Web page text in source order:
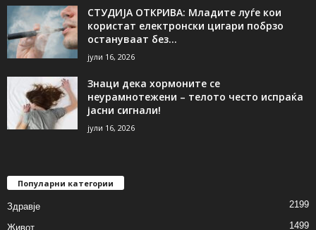
СТУДИЈА ОТКРИВА: Младите луѓе кои
користат електронски цигари побрзо
остануваат без...
јули 16, 2026
Знаци дека хормоните се
неурамнотежени – телото често испраќа
јасни сигнали!
јули 16, 2026
Популарни категории
Здравје 2199
Живот 1499